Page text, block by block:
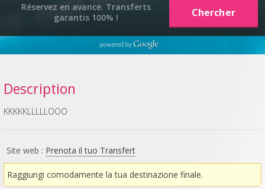
Réservez en avance. Transferts
garantis 100% !
Description
KKKKKLLLLLOOO
Site web : Prenota il tuo Transfert
Raggiungi comodamente la tua destinazione finale.